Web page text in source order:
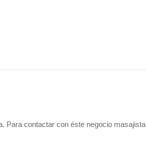
Para contactar con éste negocio masajista